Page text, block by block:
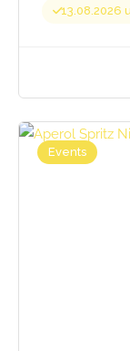
13.08.2026
Events